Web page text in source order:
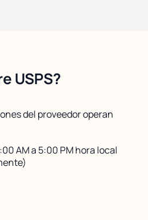
USPS?
del proveedor operan
AM a 5:00 PM hora local